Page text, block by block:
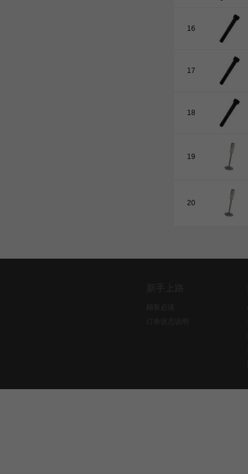
16
17
18
19
20